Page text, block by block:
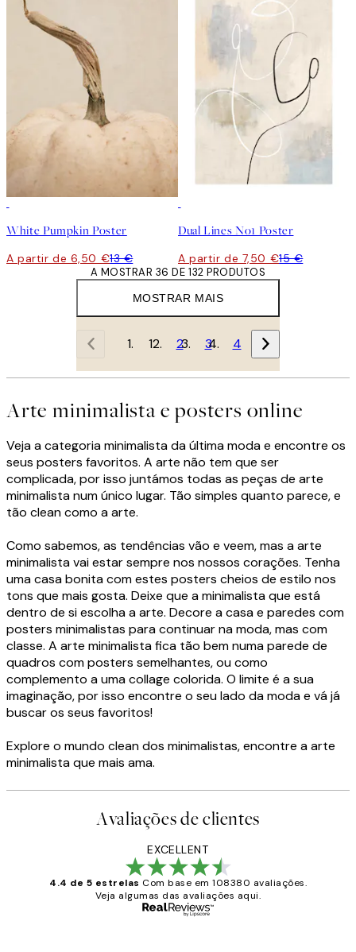
White Pumpkin Poster
A partir de 6,50 €13 €
Dual Lines No1 Poster
A partir de 7,50 €15 €
MOSTRAR MAIS
A MOSTRAR 36 DE 132 PRODUTOS
1 2 3 4
Arte minimalista e posters online
Veja a categoria minimalista da última moda e encontre os
seus posters favoritos. A arte não tem que ser
complicada, por isso juntámos todas as peças de arte
minimalista num único lugar. Tão simples quanto parece, e
tão clean como a arte.
Como sabemos, as tendências vão e veem, mas a arte
minimalista vai estar sempre nos nossos corações. Tenha
uma casa bonita com estes posters cheios de estilo nos
tons que mais gosta. Deixe que a minimalista que está
dentro de si escolha a arte. Decore a casa e paredes com
posters minimalistas para continuar na moda, mas com
classe. A arte minimalista fica tão bem numa parede de
quadros com posters semelhantes, ou como
complemento a uma collage colorida. O limite é a sua
imaginação, por isso encontre o seu lado da moda e vá já
buscar os seus favoritos!
Explore o mundo clean dos minimalistas, encontre a arte
minimalista que mais ama.
Avaliações de clientes
EXCELLENT
4.4 de 5 estrelas Com base em 108380 avaliações.
Veja algumas das avaliações aqui.